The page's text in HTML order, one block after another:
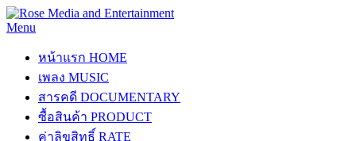
Menu
หน้าแรก HOME
เพลง MUSIC
สารคดี DOCUMENTARY
ซื้อสินค้า PRODUCT
ค่าลิขสิทธิ์ RATE